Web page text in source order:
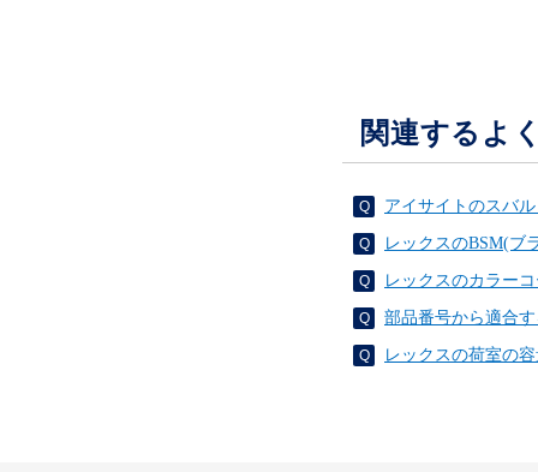
関連するよ
アイサイトのスバ
レックスのBSM(ブ
レックスのカラー
部品番号から適合
レックスの荷室の